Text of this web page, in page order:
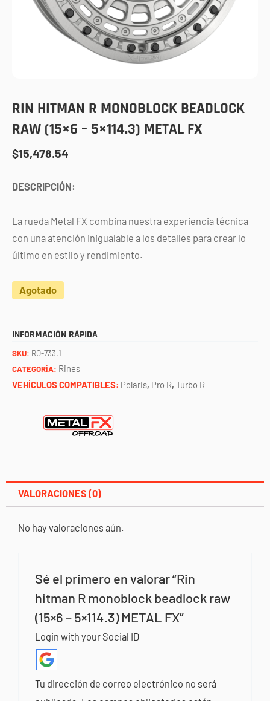
RIN HITMAN R MONOBLOCK BEADLOCK
RAW (15×6 – 5×114.3) METAL FX
$15,478.54
DESCRIPCIÓN:
La rueda Metal FX combina nuestra experiencia técnica
con una atención inigualable a los detalles para crear lo
último en estilo y rendimiento.
Agotado
INFORMACIÓN RÁPIDA
SKU: RO-733.1
CATEGORÍA: Rines
VEHÍCULOS COMPATIBLES: Polaris, Pro R, Turbo R
VALORACIONES (0)
No hay valoraciones aún.
Sé el primero en valorar “Rin
hitman R monoblock beadlock raw
(15×6 – 5×114.3) METAL FX”
Login with your Social ID
Tu dirección de correo electrónico no será